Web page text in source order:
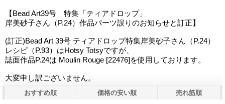
【Bead Art39号 特集「ティアドロップ」
岸美砂子さん（P.24）作品パーツ誤りのお知らせと訂正】
(訂正)Bead Art 39号 ティアドロップ特集岸美砂子さん（P.24）
レシピ（P.93）はHotsy Totsyですが、
誌面作品P.24は Moulin Rouge [22476]を使用しております。
大変申し訳ございません。
おすすめ順 価格の安い順 売れ筋順